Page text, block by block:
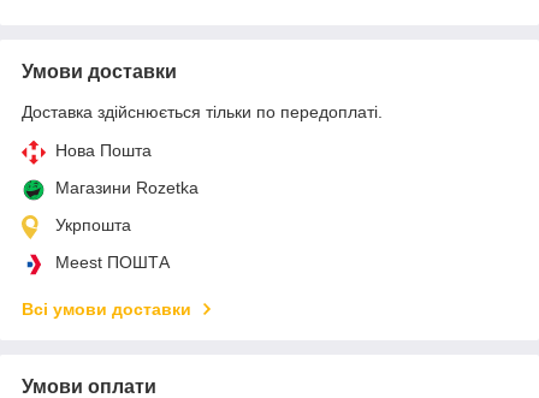
Умови доставки
Доставка здійснюється тільки по передоплаті.
Нова Пошта
Магазини Rozetka
Укрпошта
Meest ПОШТА
Всі умови доставки
Умови оплати